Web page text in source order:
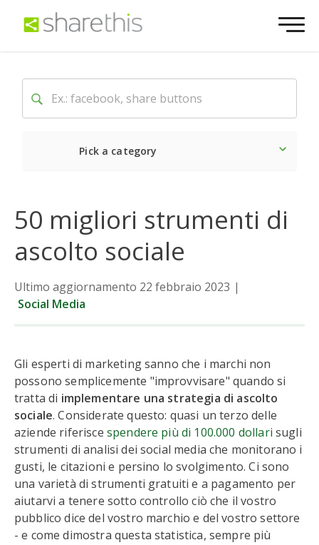
Pick a category
50 migliori strumenti di
ascolto sociale
Ultimo aggiornamento 22 febbraio 2023 |
Social Media
Gli esperti di marketing sanno che i marchi non
possono semplicemente "improvvisare" quando si
tratta di implementare una strategia di ascolto
sociale. Considerate questo: quasi un terzo delle
aziende riferisce spendere più di 100.000 dollari sugli
strumenti di analisi dei social media che monitorano i
gusti, le citazioni e persino lo svolgimento. Ci sono
una varietà di strumenti gratuiti e a pagamento per
aiutarvi a tenere sotto controllo ciò che il vostro
pubblico dice del vostro marchio e del vostro settore
- e come dimostra questa statistica, sempre più